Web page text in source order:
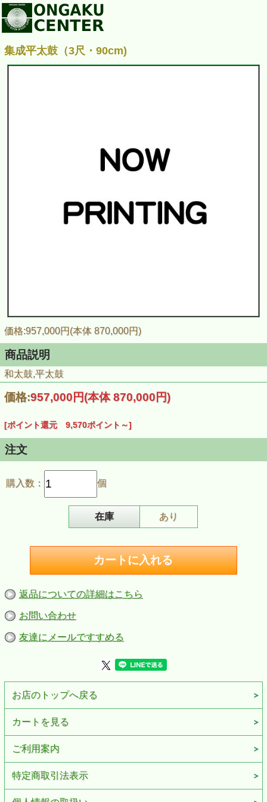
集成平太鼓（3尺・90cm)
価格:957,000円(本体 870,000円)
商品説明
和太鼓,平太鼓
価格:957,000円(本体 870,000円)
[ポイント還元 9,570ポイント～]
注文
購入数： 個
在庫 あり
返品についての詳細はこちら
お問い合わせ
友達にメールですすめる
お店のトップへ戻る
カートを見る
ご利用案内
特定商取引法表示